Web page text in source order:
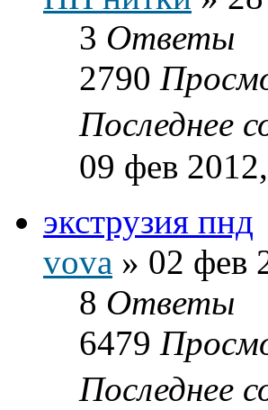
3 Ответы
2790
Последнее
09 фев
экструзия пнд
vova » 02 фев
8 Ответы
6479
Последнее